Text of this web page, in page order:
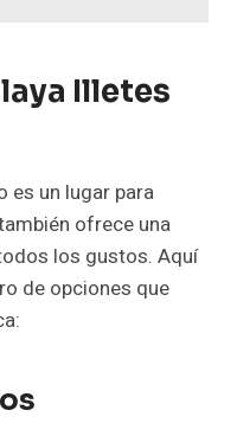
Illetes
es un lugar para
ofrece una
los gustos. Aquí
de opciones que